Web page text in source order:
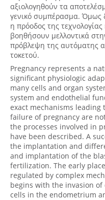
Pregnancy represents a naturally occurring period of significant physiologic adaptation. This adaptation affects many cells and organ systems, including the vascular system and endothelial function. Despite the research, the exact mechanisms leading to a full-term delivery or to the failure of pregnancy are not yet known. However, some of the processes involved in preterm labour and miscarriage have been described. A successful pregnancy depends on the implantation and differentiation of trophoblastic cells and implantation of the blastocyst, which occurs following fertilization. The early placental development is known to be regulated by complex mechanisms. Placental implantation begins with the invasion of extraembryonic trophoblastic cells in the endometrium and its stroma, and cell-cell and cell-matrix interactions have been shown to be important in the invasion and migration of trophoblast cells. Any molecular communication problem arising during this development process will endanger the success of the pregnancy. Furthermore, trophoblast invasion and migration through the uterine wall is mediated by molecular and cellular interactions. These interactions are controlled by the trophoblasts and the maternal microenvironment and cell adhesion molecules, extracellular matrix proteins, growth hormones, cytokines, hormones, inflammatory factors, extracellular matrix proteinases, and endovascular invasion elements are known to be involved in this process. During these processes, cell adhesion molecules were implicated in normal and abnormal interaction of trophoblastendometrium and trophoblast-trophoblast. Angiogenic factors (VCAM, ICAM), which are responsible for placental blood flow during implantation of the blastocyst and P-selectin and E-selectin, which play roles in cell migration and differentiation, have been suggested to be important for the success of a pregnancy. Moreover, the abnormal immunological interactions between the mother and the fetus have been implicated for the failure of the pregnancy. Adhesive molecules play an important role in the immunity process. The selectins mediate the early steps of leukocyte adhesion to activated endothelial cell, while the immunoglobulin gene superfamily regulates the subsequent steps (firm adhesion). Two of the adhesion molecules (ICAM-1 and VCAM-1), are expressed on hematopoietic and non hematopoietic cell surfaces, particularly on endothelial cells and are induced or upregulated by proinflammatory cytokines (e.g., interleukin (IL)-1, tumor necrosis factor (TNF)-α, interferon-α)). As they mediate the adhesion of lymphocytes, monocytes, and eosinophils on activated endothelium they enable circulating white cells to enter inflamed tissues and thus, they are used as markers of inflammation or tissue damage. Both molecules exist in transmembrane and soluble forms. Intracellular adhesion molecule 1 is increased with abnormal implantation such as in preeclampsia or growth restriction. ICAM-1-mediated cell adhesion occurs by binding of integrins LFA-1 (leukocyte adhesion molecule- 1). Cross talk between ICAM-1 and its ligand LFA-1 leads to increased numbers of abortogenic Th-1 cytokine-expressing cells at the implantation site. If the T helper-1 (Th-1) cytokine profile is predominant, embryo development and placental growth is damaged. In relation to these findings, the presence of ICAM-1 in placental endothelial cells may be an early representative marker to identify patients who may be prone to having an abnormal pregnancy. ICAM-1 expression is found to be elevated in the human choriodecidua, with leukocyte infiltration in preterm deliveries without intrauterine or neonate infection. Increased circulating sICAM-1 levels in midtrimester amniotic fluid have been related to a shortened length of gestation at delivery, while determination of sICAM-1, expressed on fetal membranes and mononuclear cells of amniotic fluid, has been considered a valuable biomarker for early detection of acute chorioamnionitis and the possibility of premature rupture of membranes. Similar to ICAM, VCAM-1 (vascular cell adhesion molecule-1) is known to be a vascular cell adhesion molecule and is a member of the immunoglobulin supergene family. It is expressed at high levels on cytokinestimulated vascular endothelial cells and at minimal levels on unstimulated endothelial cells. Following activation, VCAM-1 is released from the cell surface in an active soluble form (sVCAM-1). VCAM-1 is important for recruiting leukocytes to sites of inflammation because it mediates the adhesion of lymphocytes, monocytes, and eosinophils to endothelium. Moreover, VCAM-1 is an important molecule in trophoblast endothelial cell interactions. The abnormal expression of VCAM-1 in the extravillous trophoblast may be associated with abnormal immunological and cell-cell interactions between the mother and the developing fetus and consequently lead to preterm labor and delivery. E-selectin is a member of the